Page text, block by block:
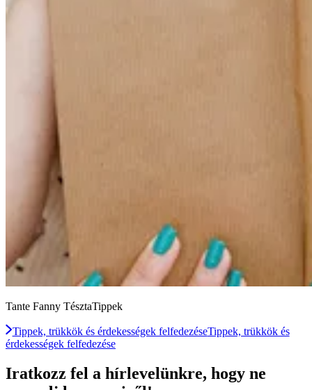
Tante Fanny TésztaTippek
Tippek, trükkök és érdekességek felfedezéseTippek, trükkök és
érdekességek felfedezése
Iratkozz fel a hírlevelünkre, hogy ne